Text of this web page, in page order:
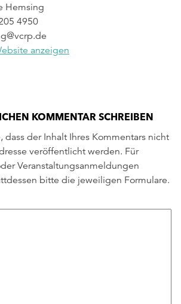
Hemsing
4950
anzeigen
KOMMENTAR SCHREIBEN
dass der Inhalt Ihres Kommentars nicht
veröffentlicht werden. Für
Veranstaltungsanmeldungen
bitte die jeweiligen Formulare.